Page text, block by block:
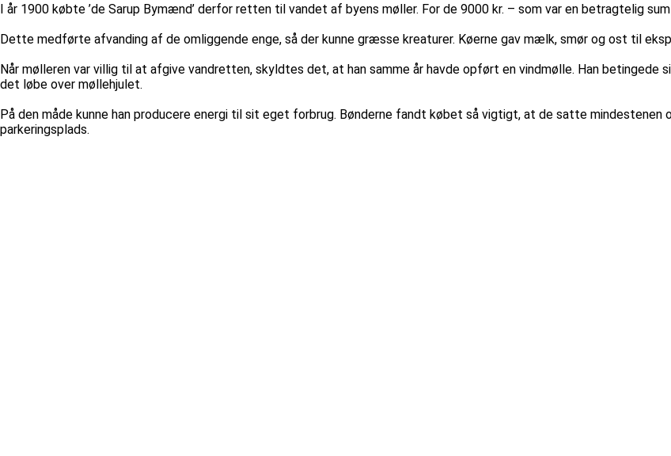
I år 1900 købte ’de Sarup Bymænd’ derfor retten til vandet af byens møller. For de 9000 kr. – som var en betragtelig
Dette medførte afvanding af de omliggende enge, så der kunne græsse kreaturer. Køerne gav mælk, smør og ost til
Når mølleren var villig til at afgive vandretten, skyldtes det, at han samme år havde opført en vindmølle. Han betingede
det løbe over møllehjulet.
På den måde kunne han producere energi til sit eget forbrug. Bønderne fandt købet så vigtigt, at de satte mindestenen
parkeringsplads.